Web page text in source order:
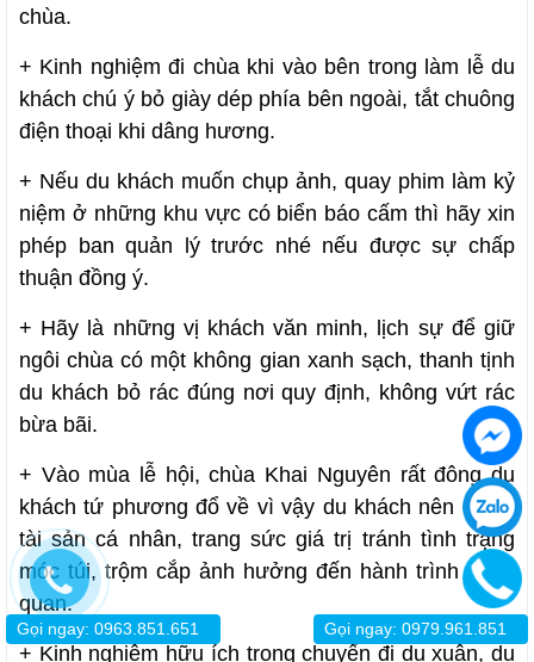
chùa.
+ Kinh nghiệm đi chùa khi vào bên trong làm lễ du
khách chú ý bỏ giày dép phía bên ngoài, tắt chuông
điện thoại khi dâng hương.
+ Nếu du khách muốn chụp ảnh, quay phim làm kỷ
niệm ở những khu vực có biển báo cấm thì hãy xin
phép ban quản lý trước nhé nếu được sự chấp
thuận đồng ý.
+ Hãy là những vị khách văn minh, lịch sự để giữ
ngôi chùa có một không gian xanh sạch, thanh tịnh
du khách bỏ rác đúng nơi quy định, không vứt rác
bừa bãi.
+ Vào mùa lễ hội, chùa Khai Nguyên rất đông du
khách tứ phương đổ về vì vậy du khách nên chú ý
tài sản cá nhân, trang sức giá trị tránh tình trạng
móc túi, trộm cắp ảnh hưởng đến hành trình tham
quan.
+ Kinh nghiệm hữu ích trong chuyến đi du xuân, du
Gọi ngay: 0979.961.851
Gọi ngay: 0963.851.651